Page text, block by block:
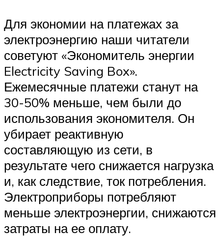
Для экономии на платежах за
электроэнергию наши читатели
советуют «Экономитель энергии
Electricity Saving Box».
Ежемесячные платежи станут на
30-50% меньше, чем были до
использования экономителя. Он
убирает реактивную
составляющую из сети, в
результате чего снижается нагрузка
и, как следствие, ток потребления.
Электроприборы потребляют
меньше электроэнергии, снижаются
затраты на ее оплату.